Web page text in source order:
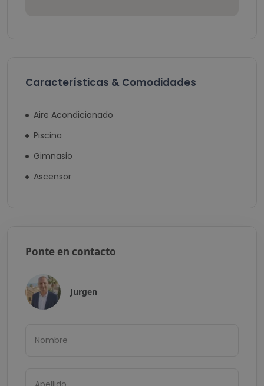
Características & Comodidades
Aire Acondicionado
Piscina
Gimnasio
Ascensor
Ponte en contacto
Jurgen